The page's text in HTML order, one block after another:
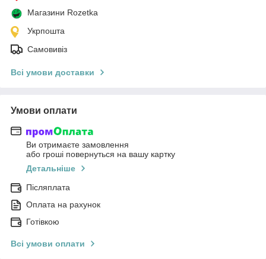
Магазини Rozetka
Укрпошта
Самовивіз
Всі умови доставки
Умови оплати
Ви отримаєте замовлення
або гроші повернуться на вашу картку
Детальніше
Післяплата
Оплата на рахунок
Готівкою
Всі умови оплати